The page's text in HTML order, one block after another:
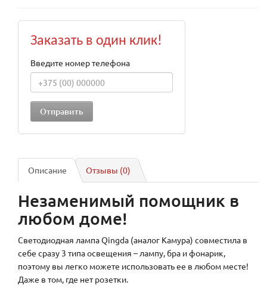
Заказать в один клик!
Введите номер телефона
Описание Отзывы (0)
Незаменимый помощник в
любом доме!
Светодиодная лампа Qingda (аналог Камура) совместила в
себе сразу 3 типа освещения – лампу, бра и фонарик,
поэтому вы легко можете использовать ее в любом месте!
Даже в том, где нет розетки.